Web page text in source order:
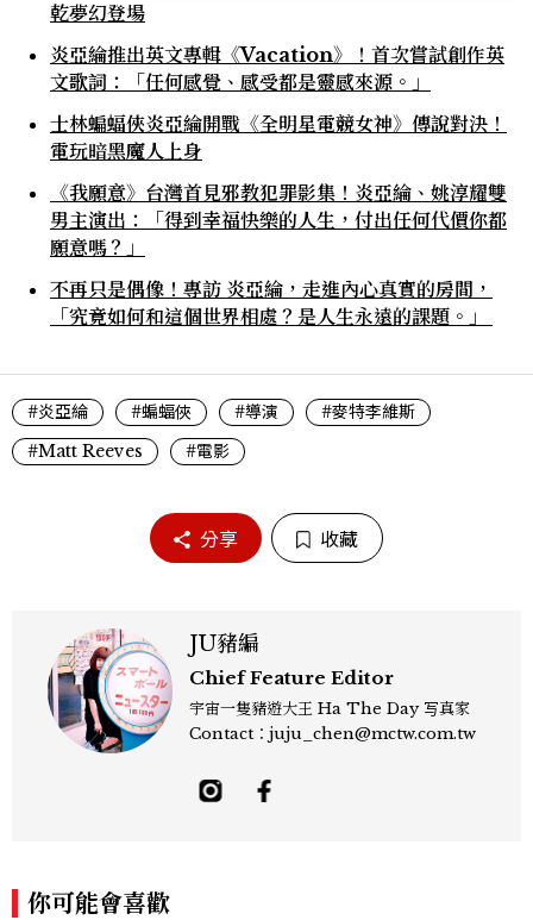
乾夢幻登場
炎亞綸推出英文專輯《Vacation》！首次嘗試創作英
文歌詞：「任何感覺、感受都是靈感來源。」
士林蝙蝠俠炎亞綸開戰《全明星電競女神》傳說對決！
電玩暗黑魔人上身
《我願意》台灣首見邪教犯罪影集！炎亞綸、姚淳耀雙
男主演出：「得到幸福快樂的人生，付出任何代價你都
願意嗎？」
不再只是偶像！專訪 炎亞綸，走進內心真實的房間，
「究竟如何和這個世界相處？是人生永遠的課題。」
#炎亞綸 #蝙蝠俠 #導演
#麥特李維斯
#Matt Reeves
#電影
分享 收藏
JU豬編
Chief Feature Editor
宇宙一隻豬遊大王 Ha The Day 写真家
Contact：juju_chen@mctw.com.tw
你可能會喜歡